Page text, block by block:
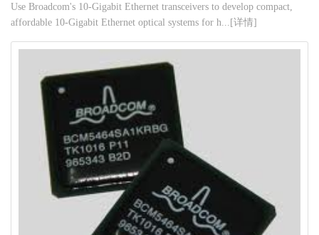
Use Broadcom's 10-Gigabit Ethernet transceivers to develop compact,
affordable 10-Gigabit Ethernet optical systems for h...[详情]